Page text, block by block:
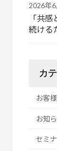
2026年
「共
続ける
カ
お客
お知
セミ